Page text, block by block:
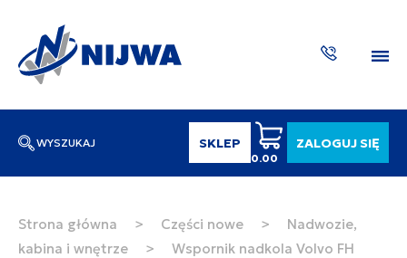
WYSZUKAJ SKLEP
0.00
ZALOGUJ SIĘ
Wpisz numer katalogowy lub nazwę
SZUKAJ
Strona główna > Części nowe >
Nadwozie,
kabina i wnętrze
>
Wspornik nadkola Volvo FH